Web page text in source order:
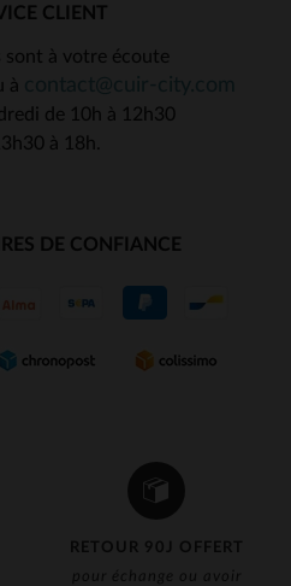
RETOUR 90J OFFERT
pour échange ou avoir
CLIENT
sont à votre écoute
à
de 10h à 12h30
à 18h.
DE CONFIANCE